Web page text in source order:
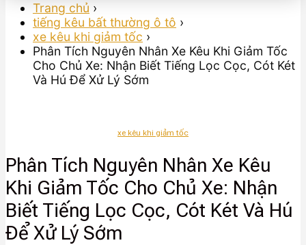
Trang chủ ›
tiếng kêu bất thường ô tô ›
xe kêu khi giảm tốc ›
Phân Tích Nguyên Nhân Xe Kêu Khi Giảm Tốc
Cho Chủ Xe: Nhận Biết Tiếng Lọc Cọc, Cót Két
Và Hú Để Xử Lý Sớm
xe kêu khi giảm tốc
Phân Tích Nguyên Nhân Xe Kêu
Khi Giảm Tốc Cho Chủ Xe: Nhận
Biết Tiếng Lọc Cọc, Cót Két Và Hú
Để Xử Lý Sớm